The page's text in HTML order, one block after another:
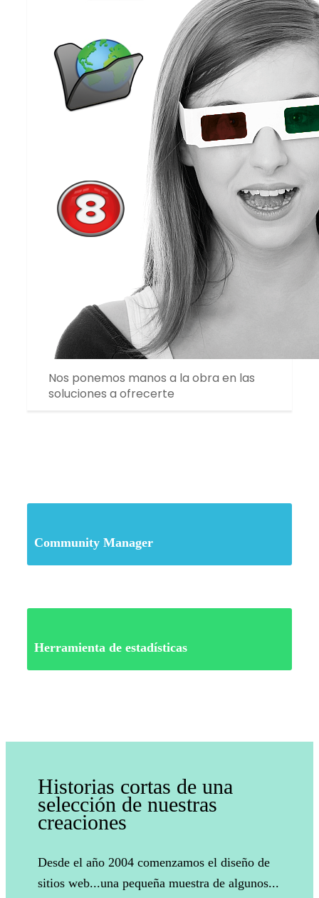
Nos ponemos manos a la obra en las
soluciones a ofrecerte
Community Manager
Herramienta de estadísticas
Historias cortas de una
selección de nuestras
creaciones
Desde el año 2004 comenzamos el diseño de
sitios web...una pequeña muestra de algunos...